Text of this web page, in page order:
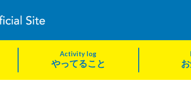
Activity log
やってること